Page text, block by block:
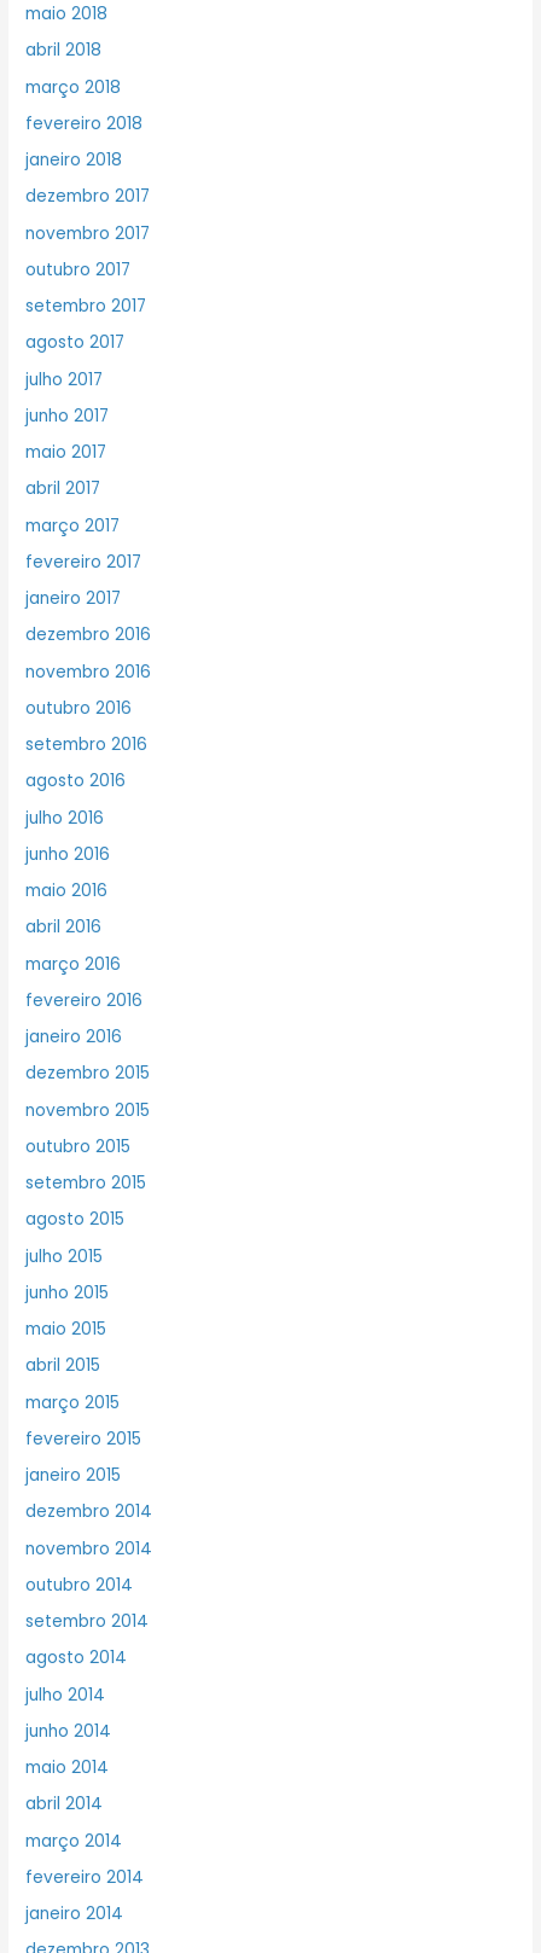
maio 2018
abril 2018
março 2018
fevereiro 2018
janeiro 2018
dezembro 2017
novembro 2017
outubro 2017
setembro 2017
agosto 2017
julho 2017
junho 2017
maio 2017
abril 2017
março 2017
fevereiro 2017
janeiro 2017
dezembro 2016
novembro 2016
outubro 2016
setembro 2016
agosto 2016
julho 2016
junho 2016
maio 2016
abril 2016
março 2016
fevereiro 2016
janeiro 2016
dezembro 2015
novembro 2015
outubro 2015
setembro 2015
agosto 2015
julho 2015
junho 2015
maio 2015
abril 2015
março 2015
fevereiro 2015
janeiro 2015
dezembro 2014
novembro 2014
outubro 2014
setembro 2014
agosto 2014
julho 2014
junho 2014
maio 2014
abril 2014
março 2014
fevereiro 2014
janeiro 2014